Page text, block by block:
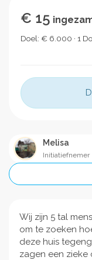
€ 15
Doel: € 6.000 · 1
Melisa
Initiatiefnemer
Wij zijn 5 tal
om te zoeken
deze huis
zagen een zieke